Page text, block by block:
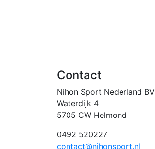
Contact
Nihon Sport Nederland BV
Waterdijk 4
5705 CW Helmond
0492 520227
contact@nihonsport.nl